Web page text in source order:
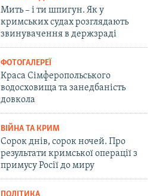
Мить – і ти шпигун. Як у
кримських судах розглядають
звинувачення в держзраді
ФОТОГАЛЕРЕЇ
Краса Сімферопольського
водосховища та занедбаність
довкола
ВІЙНА ТА КРИМ
Сорок днів, сорок ночей. Про
результати кримської операції з
примусу Росії до миру